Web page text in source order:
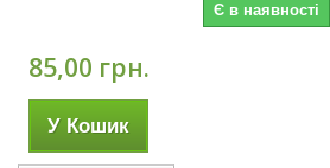
Є в наявності
85,00 грн.
У Кошик